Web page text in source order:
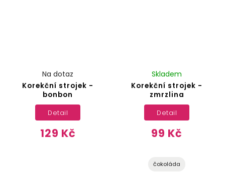
Korekční strojek -
bonbon
Na dotaz
129 Kč
Detail
Korekční strojek -
zmrzlina
Skladem
99 Kč
Detail
čokoláda